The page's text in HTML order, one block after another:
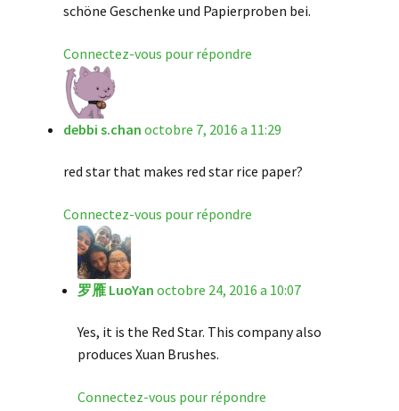
schöne Geschenke und Papierproben bei.
Connectez-vous pour répondre
debbi s.chan octobre 7, 2016 a 11:29
red star that makes red star rice paper?
Connectez-vous pour répondre
罗雁 LuoYan octobre 24, 2016 a 10:07
Yes, it is the Red Star. This company also
produces Xuan Brushes.
Connectez-vous pour répondre